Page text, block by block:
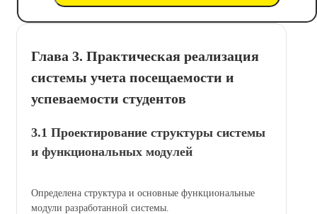
Глава 3. Практическая реализация
системы учета посещаемости и
успеваемости студентов
3.1 Проектирование структуры системы
и функциональных модулей
Определена структура и основные функциональные
модули разработанной системы.